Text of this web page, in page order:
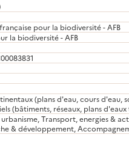
pour la biodiversité - AFB
la biodiversité - AFB
(plans d'eau, cours d'eau,
(bâtiments, réseaux, plans
Transport, energies &
& développement,